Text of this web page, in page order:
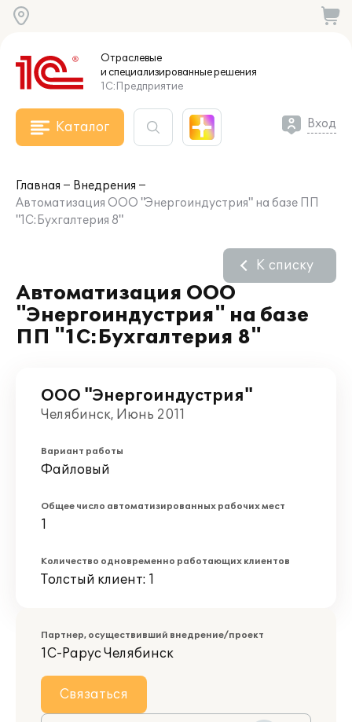
Отраслевые
и специализированныерешения
1С:Предприятие
Каталог Вход
Главная
Внедрения
Автоматизация ООО "Энергоиндустрия" на базе ПП
"1С:Бухгалтерия 8"
Автоматизация ООО
"Энергоиндустрия" на базе
ПП "1С:Бухгалтерия 8"
К списку
ООО "Энергоиндустрия"
Челябинск, Июнь 2011
Вариант работы
Файловый
Общее число автоматизированных рабочих мест
1
Количество одновременно работающих клиентов
Толстый клиент: 1
Партнер, осуществивший внедрение/проект
1С-Рарус Челябинск
Связаться